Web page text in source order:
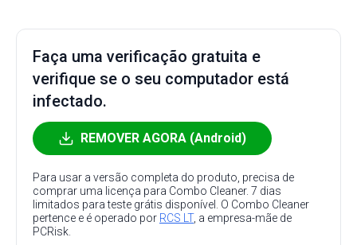
Faça uma verificação gratuita e
verifique se o seu computador está
infectado.
REMOVER AGORA (Android)
Para usar a versão completa do produto, precisa de
comprar uma licença para Combo Cleaner. 7 dias
limitados para teste grátis disponível. O Combo Cleaner
pertence e é operado por RCS LT, a empresa-mãe de
PCRisk.